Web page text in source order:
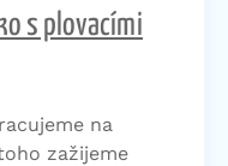
s plovacími
na
zažijeme